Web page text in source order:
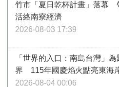
竹市「夏日乾杯計畫」落幕
活絡南寮經濟
2026-08-03 17:39
「世界的入口：南島台灣」
界 115年國慶焰火點亮東海
2026-08-04 00:06